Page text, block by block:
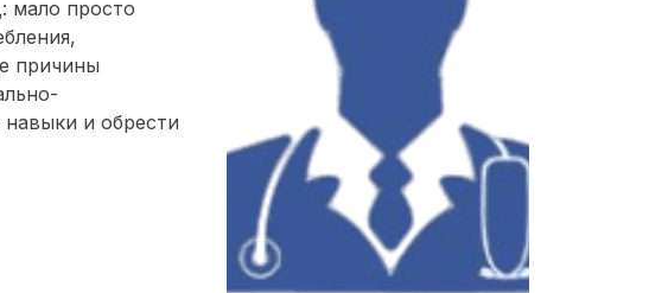
мало просто
причины
и обрести